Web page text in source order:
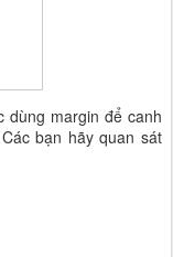
dùng margin để canh
bạn hãy quan sát